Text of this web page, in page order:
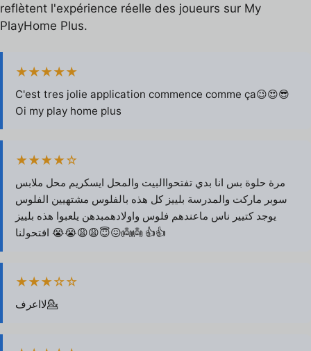
reflètent l'expérience réelle des joueurs sur My
PlayHome Plus.
★★★★★
C'est tres jolie application commence comme ça😉😍😎
Oi my play home plus
★★★★☆
مرة حلوة بس انا بدي تفتحواالبيت والمحل ايسكريم محل ملابس
سوبر ماركت والمدرسة بلييز كل هذه بالفلوس مشتهيين الفلوس
يوجد كتيير ناس ماعندهم فلوس واولادهمبدهن يلعبوا هذه بلييز
افتحولنا 😭😭😩😩😇😖👼👼 👍👍
★★★☆☆
لااعرف💁